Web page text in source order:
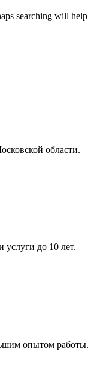
searching will help
области.
до 10 лет.
опытом работы.